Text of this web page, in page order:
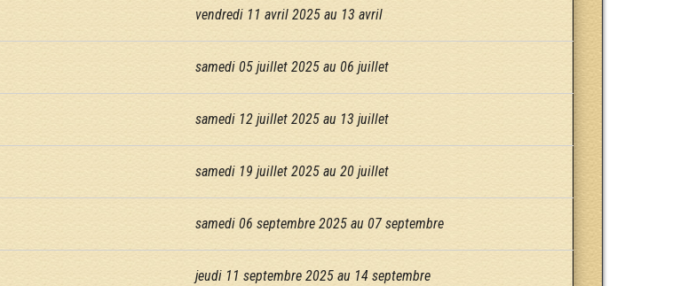
vendredi 11 avril 2025 au 13 avril
samedi 05 juillet 2025 au 06 juillet
samedi 12 juillet 2025 au 13 juillet
samedi 19 juillet 2025 au 20 juillet
samedi 06 septembre 2025 au 07 septembre
jeudi 11 septembre 2025 au 14 septembre